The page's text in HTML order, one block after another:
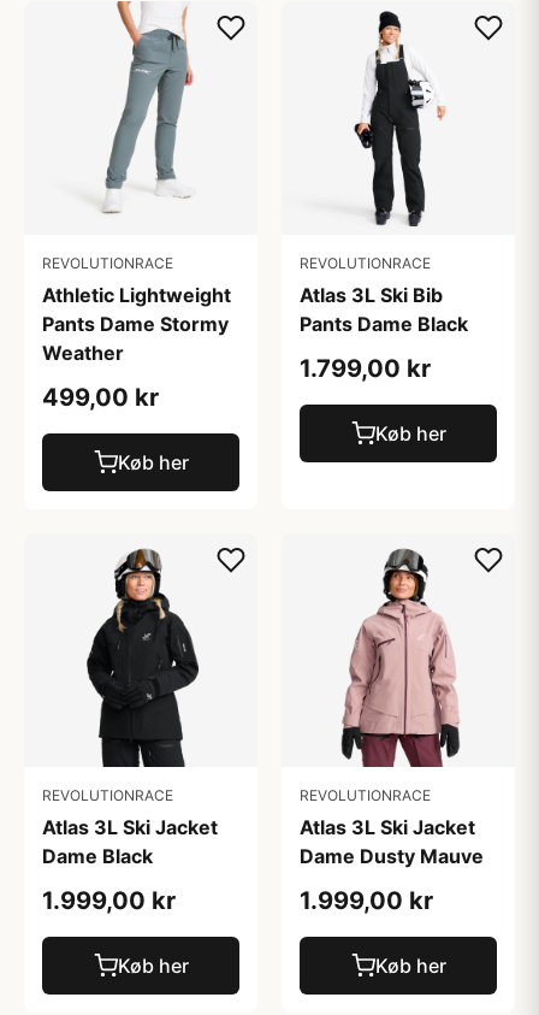
REVOLUTIONRACE
Athletic Lightweight
Pants Dame Stormy
Weather
499,00 kr
Køb her
REVOLUTIONRACE
Atlas 3L Ski Bib
Pants Dame Black
1.799,00 kr
Køb her
REVOLUTIONRACE
Atlas 3L Ski Jacket
Dame Black
1.999,00 kr
Køb her
REVOLUTIONRACE
Atlas 3L Ski Jacket
Dame Dusty Mauve
1.999,00 kr
Køb her